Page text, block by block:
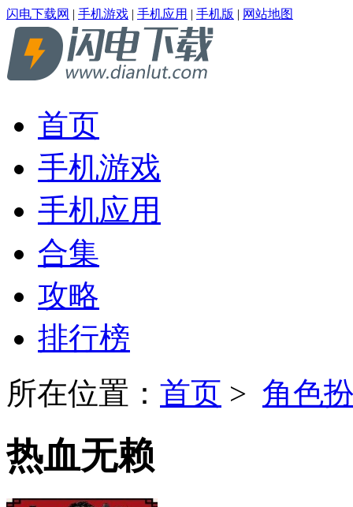
闪电下载网 | 手机游戏 | 手机应用 | 手机版 | 网站地图
首页
手机游戏
手机应用
合集
攻略
排行榜
所在位置： 首页 > 角色
热血无赖